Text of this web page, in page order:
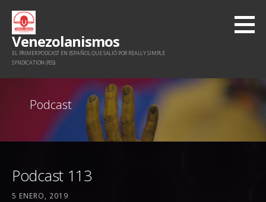
Saltar
contenido
Venezolanismos
EL PRIMER PODCAST EN ESPAÑOL QUE SALIÓ POR REALLY SIMPLE
SYNDICATION (RSS)
Podcast
Podcast 113
5 ENERO, 2019